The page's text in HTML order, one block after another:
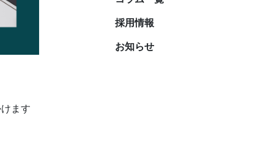
ます
採用情報
お知らせ